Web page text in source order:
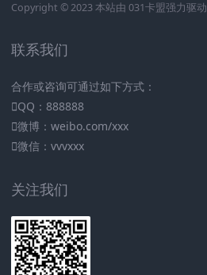
Copyright © 2023 本站由 031卡盟强力驱动
联系我们
合作或咨询可通过如下方式：
QQ：888888
微博：weibo.com/xxx
微信：vvvxxx
关注我们